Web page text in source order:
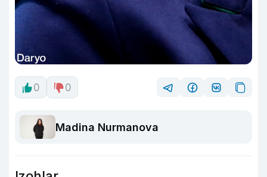
0 0
Madina Nurmanova